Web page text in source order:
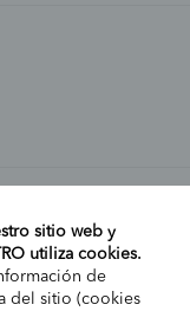
sitio web y
utiliza cookies.
de
del sitio (cookies